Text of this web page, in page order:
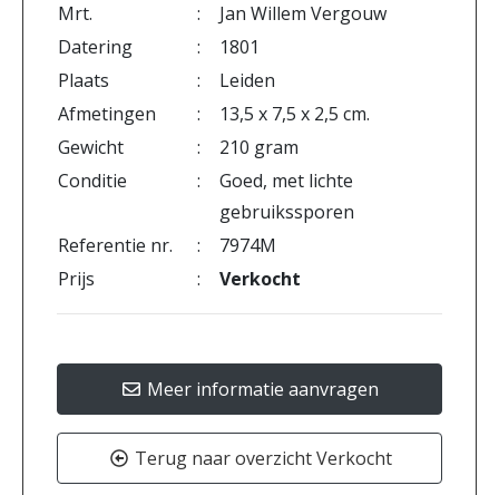
Mrt.
:
Jan Willem Vergouw
Datering
:
1801
Plaats
:
Leiden
Afmetingen
:
13,5 x 7,5 x 2,5 cm.
Gewicht
:
210 gram
Conditie
:
Goed, met lichte
gebruikssporen
Referentie nr.
:
7974M
Prijs
: Verkocht
Meer informatie aanvragen
Terug naar overzicht Verkocht